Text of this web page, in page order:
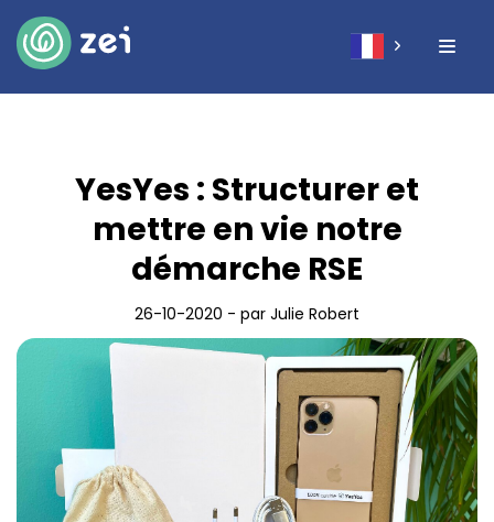
YesYes : Structurer et
mettre en vie notre
démarche RSE
26-10-2020 - par Julie Robert